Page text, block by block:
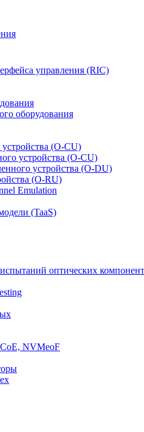
управления (RIC)
оборудования
(O-CU)
устройства (O-CU)
устройства (O-DU)
(O-RU)
Emulation
(TaaS)
оптических
NVMeoF